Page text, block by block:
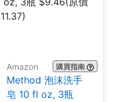
Amazon 購買指南
Method 泡沫洗手
皂 10 fl oz, 3瓶